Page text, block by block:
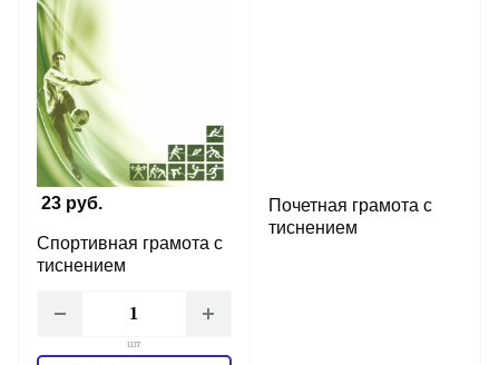
23 руб.
Спортивная грамота с
тиснением
шт
Почетная грамота с
тиснением